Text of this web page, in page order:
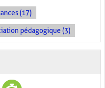
(17)
pédagogique (3)